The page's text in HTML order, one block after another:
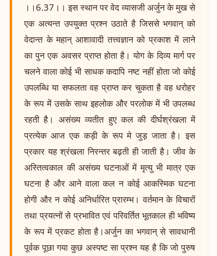
।।6.37।। इस स्थान पर वेद व्यासजी अर्जुन के मुख से
एक अत्यन्त उपयुक्त प्रश्न उठाते है जिससे भगवान् को
वेदान्त के महान् आशावादी तत्त्वज्ञान को प्रकाश में लाने
का पुन एक अवसर प्राप्त होता है। योग के दिव्य मार्ग पर
चलने वाला कोई भी साधक कदापि नष्ट नहीं होता जो कोई
उपलब्धि या सफलता वह प्राप्त कर चुकता है वह धरोहर
के रूप में उसके साथ इहलोक और परलोक में भी उपलब्ध
रहती है। असंख्य व्यतीत हुए कल की दीर्घश्रंखला में
प्रत्येक आज एक कड़ी के रूप मे जुड़ जाता है। इस
प्रकार यह श्रंखला निरन्तर बढ़ती ही जाती है। जीव के
अस्तित्वकाल की असंख्य घटनाओं में मृत्यु भी मात्र एक
घटना है और आने वाला कल न कोई आकस्मिक घटना
हाेगी और न कोई अनिर्धारित प्रारम्भ। वर्तमान के विचारों
तथा प्रयत्नों से प्रभावित एवं परिवर्तित भूतकाल ही भविष्य
के रूप में प्रकट होता है।अर्जुन का भगवान् से सावधानी
पूर्वक पूछा गया कुछ अस्पष्ट सा प्रश्न यह है कि जो पुरुष